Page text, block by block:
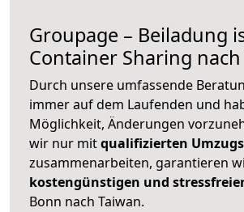
Groupage – Beiladung
Container Sharing nach
Durch unsere umfassende
immer auf dem Laufenden und
Möglichkeit, Änderungen
wir nur mitqualifizierten
zusammenarbeiten, garantieren
kostengünstigen und
Bonn nach Taiwan.